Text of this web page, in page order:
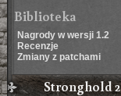
Biblioteka
Nagrody w wersji 1.2
Recenzje
Zmiany z patchami
Stronghold 2